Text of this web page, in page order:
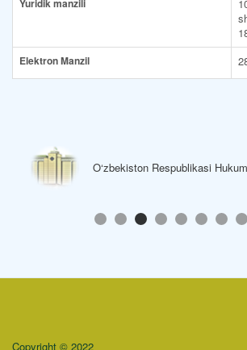
Yuridik manzili
Elektron Manzil
O‘zbekiston Respublikasi
Copyright © 2022